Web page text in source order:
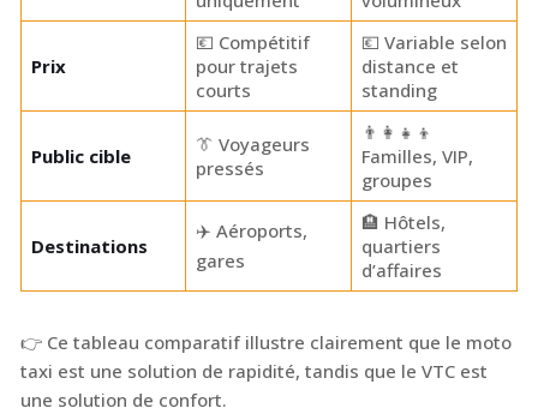
Prix
💶 Compétitif
pour trajets
courts
💶 Variable selon
distance et
standing
Public cible
👔 Voyageurs
pressés
👨‍👩‍👧‍👦
Familles, VIP,
groupes
Destinations
✈️ Aéroports,
gares
🏨 Hôtels,
quartiers
d’affaires
👉 Ce tableau comparatif illustre clairement que le moto
taxi est une solution de rapidité, tandis que le VTC est
une solution de confort.